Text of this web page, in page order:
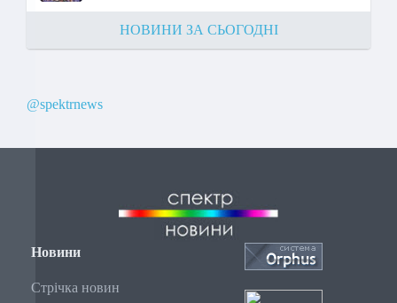
НОВИНИ ЗА СЬОГОДНІ
@spektrnews
Новини
Стрічка новин